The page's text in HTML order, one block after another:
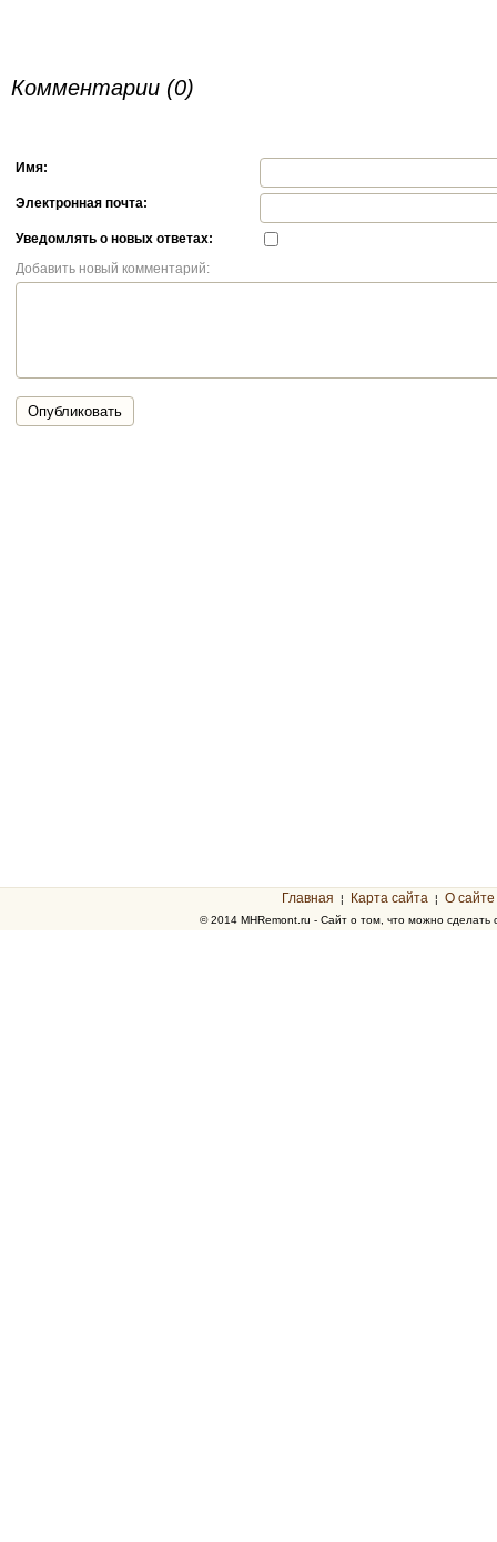
Комментарии (0)
Имя:
Электронная почта:
Уведомлять о новых ответах:
Добавить новый комментарий:
Опубликовать
Главная ¦ Карта сайта ¦ О сайте
© 2014 MHRemont.ru - Сайт о том, что можно сделать